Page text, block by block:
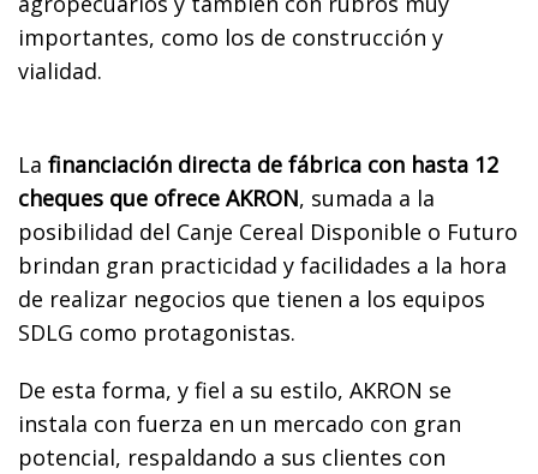
importantes, como los de construcción y
vialidad.
La financiación directa de fábrica con hasta 12
cheques que ofrece AKRON, sumada a la
posibilidad del Canje Cereal Disponible o Futuro
brindan gran practicidad y facilidades a la hora
de realizar negocios que tienen a los equipos
SDLG como protagonistas.
De esta forma, y fiel a su estilo, AKRON se
instala con fuerza en un mercado con gran
potencial, respaldando a sus clientes con